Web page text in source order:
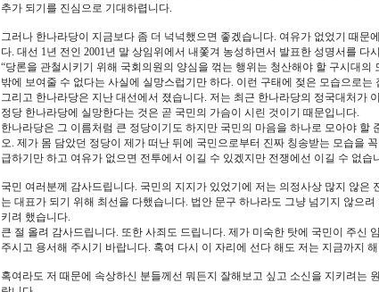
추가 되기를 진심으로 기대하렵니다.
그러나 한나라당이 지금보다 좀 더 넉넉했으면 좋겠습니다. 여유가 없었기 때문
다. 대선 1년 전인 2001년 말 상임위에서 내쫓겨 농성하면서 발표한 성명서를 다
“당론을 관철시키기 위해 국회의원의 양심을 꺾는 행위는 청산해야 할 구시대의
밖에 보여줄 수 없다는 사실에 실망스럽기만 하다. 이런 구태에 젖은 모습으로는
그리고 한나라당은 지난 대선에서 졌습니다. 저는 최근 한나라당의 정국대처가
정당 한나라당에 실망한다는 것은 곧 국민의 가슴이 시린 것이기 때문입니다.
한나라당은 그 이름처럼 큰 정당이기도 하지만 국민의 마음을 하나로 모아야 할
오. 제가 몸 담았던 정당이 제가 떠난 뒤에 국민으로부터 진짜 칭송받는 모습을
급하기만 하고 여유가 없으면 전투에서 이길 수 있겠지만 전쟁에선 이길 수 없습
국민 여러분께 감사드립니다. 국민의 지지가 있었기에 저는 의정사상 많지 않은
는 대표가 되기 위해 최선을 다했습니다. 법안 문구 하나라도 그냥 넘기지 않으
키려 했습니다.
큰 절 올려 감사드립니다. 또한 사죄도 드립니다. 제가 미숙한 탓에 국민이 주신
주시고 용서해 주시기 바랍니다. 혹여 다시 이 자리에 선다 해도 저는 지금까지
혹여라도 저 때문에 속상하신 분들께선 뭐든지 잘해보고 싶고 소신을 지키려는